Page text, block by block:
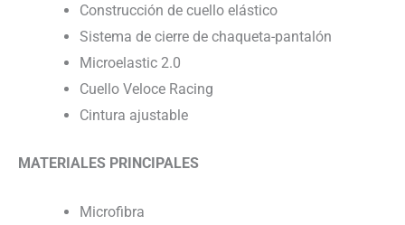
Construcción de cuello elástico
Sistema de cierre de chaqueta-pantalón
Microelastic 2.0
Cuello Veloce Racing
Cintura ajustable
MATERIALES PRINCIPALES
Microfibra